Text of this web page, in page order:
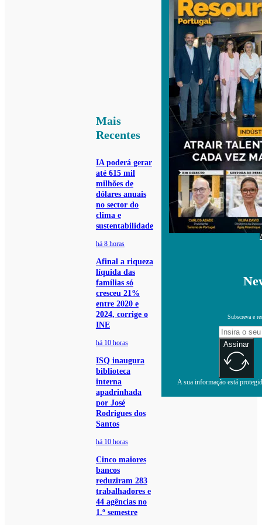
Mais
Recentes
IA poderá gerar
até 615 mil
milhões de
dólares anuais
no sector do
clima e
sustentabilidade
há 8 horas
Afinal a riqueza
líquida das
famílias só
cresceu 21%
entre 2020 e
2024, corrige o
INE
há 10 horas
ISQ inaugura
biblioteca
interna
apadrinhada
por José
Rodrigues dos
Santos
há 10 horas
Cinco maiores
bancos
reduziram 283
trabalhadores e
44 agências no
1.º semestre
Subscreva e
Assinar
A sua informação está